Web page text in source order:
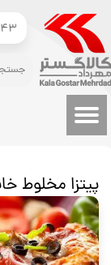
حساب کاربری من
تغییر گذر واژه
سفارشات
پیتزا مخلوط